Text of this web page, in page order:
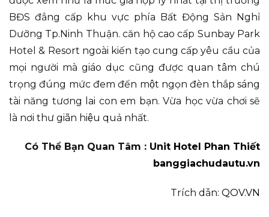
BĐS đẳng cấp khu vực phía Bất Động Sản Nghỉ
Dưỡng Tp.Ninh Thuận. căn hộ cao cấp Sunbay Park
Hotel & Resort ngoài kiến tạo cung cấp yêu cầu của
mọi người mà giáo dục cũng được quan tâm chú
trọng đúng mức đem đến một ngọn đèn thắp sáng
tài năng tương lai con em bạn. Vừa học vừa chơi sẽ
là nơi thư giãn hiệu quả nhất.
Có Thể Bạn Quan Tâm : Unit Hotel Phan Thiết
banggiachudautu.vn
Trích dẫn: QOV.VN